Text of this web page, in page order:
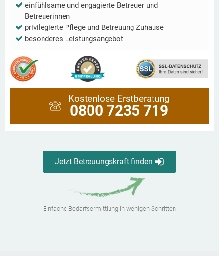
einfühlsame und engagierte Betreuer und
Betreuerinnen
privilegierte Pflege und Betreuung Zuhause
besonderes Leistungsangebot
Kostenlose Erstberatung
0800 7235 719
Jetzt Betreuungskraft finden
Einfache Bedarfsermittlung in wenigen Schritten